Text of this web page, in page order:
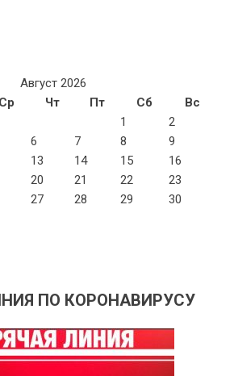
Август 2026
Ср Чт Пт Сб
Вс
1
2
6 7 8
9
13 14 15
16
20 21 22
23
27 28 29
30
ПО КОРОНАВИРУСУ